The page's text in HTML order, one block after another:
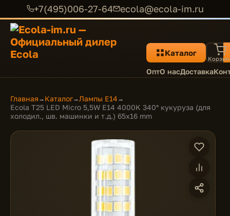
+7(495)006-27-64 ecola@ecola-im.ru
Каталог
ОптО насДоставка
Главная → Каталог→Лампы E14 →
Ecola T25 LED Micro 5,5W E14 4000K 340° кукуруза (для
холодил., шв. машинки и т.д.) 65x16 mm